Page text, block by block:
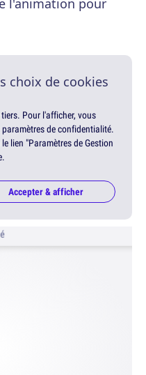
choix de cookies
Pour l'afficher, vous
de confidentialité.
lien "Paramètres de Gestion
Accepter & afficher